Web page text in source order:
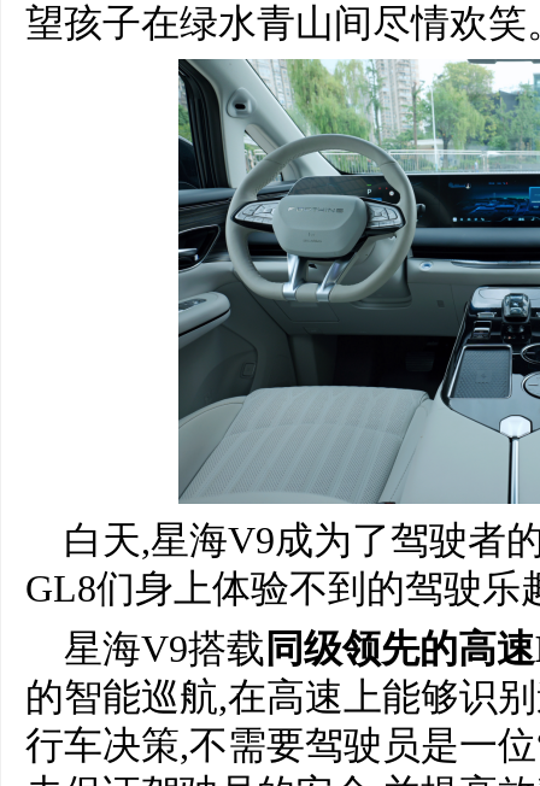
望孩子在绿水青山间尽情欢笑
白天,星海V9成为了驾驶者
GL8们身上体验不到的驾驶乐
星海V9搭载同级领先的高
的智能巡航,在高速上能够识
行车决策,不需要驾驶员是一